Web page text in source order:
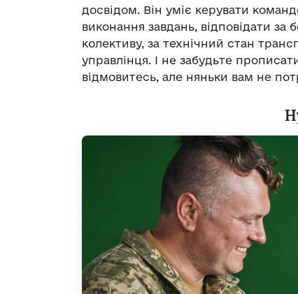
досвідом. Він уміє керувати
виконання завдань, відповідати за
колективу, за технічний стан
управлінця. І не забудьте
відмовитесь, але няньки вам не